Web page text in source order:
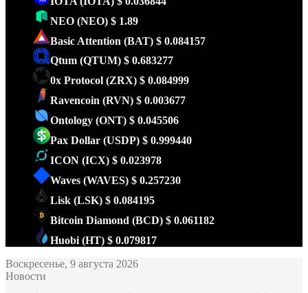
NEO (NEO) $ 1.89
Basic Attention (BAT) $ 0.084157
Qtum (QTUM) $ 0.683277
0x Protocol (ZRX) $ 0.084999
Ravencoin (RVN) $ 0.003677
Ontology (ONT) $ 0.045506
Pax Dollar (USDP) $ 0.999440
ICON (ICX) $ 0.023978
Waves (WAVES) $ 0.257230
Lisk (LSK) $ 0.084195
Bitcoin Diamond (BCD) $ 0.061182
Huobi (HT) $ 0.079817
Воскресенье, 9 августа 2026
Новости